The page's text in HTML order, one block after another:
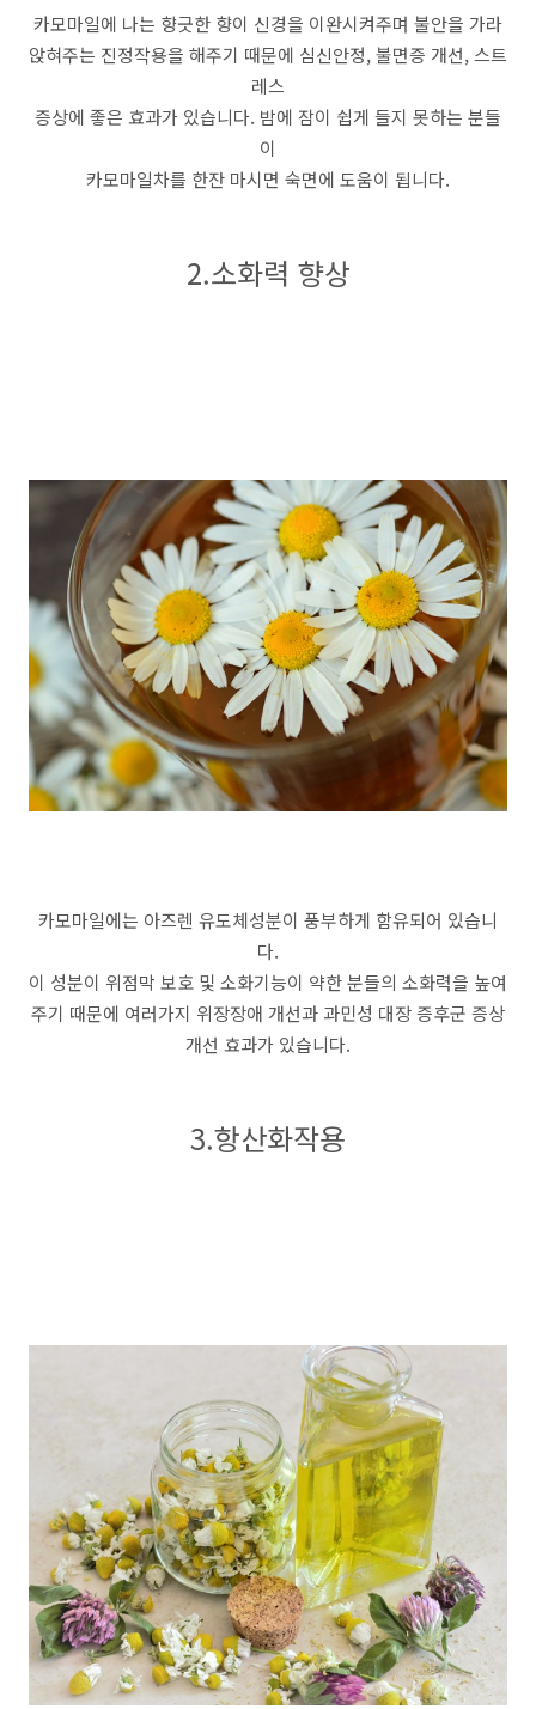
카모마일에 나는 향긋한 향이 신경을 이완시켜주며 불안을 가라
앉혀주는 진정작용을 해주기 때문에 심신안정, 불면증 개선, 스트
레스
증상에 좋은 효과가 있습니다. 밤에 잠이 쉽게 들지 못하는 분들
이
카모마일차를 한잔 마시면 숙면에 도움이 됩니다.
2.소화력 향상
카모마일에는 아즈렌 유도체성분이 풍부하게 함유되어 있습니
다.
이 성분이 위점막 보호 및 소화기능이 약한 분들의 소화력을 높여
주기 때문에 여러가지 위장장애 개선과 과민성 대장 증후군 증상
개선 효과가 있습니다.
3.항산화작용